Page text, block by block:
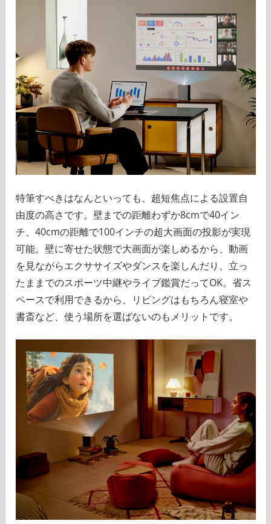
特筆すべきはなんといっても、超短焦点による設置自
由度の高さです。壁までの距離わずか8cmで40イン
チ、40cmの距離で100インチの超大画面の投影が実現
可能。壁に寄せた状態で大画面が楽しめるから、動画
を見ながらエクササイズやダンスを楽しんだり、立っ
たままでのスポーツ中継やライブ鑑賞だってOK。省ス
ペースで利用できるから、リビングはもちろん寝室や
書斎など、使う場所を選ばないのもメリットです。